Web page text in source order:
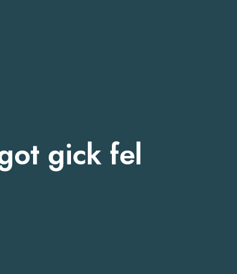
gick fel